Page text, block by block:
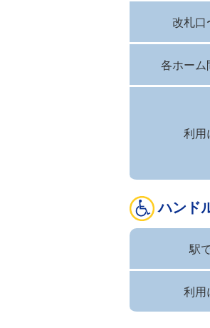
改札口
各ホーム
利用
ハンド
駅
利用